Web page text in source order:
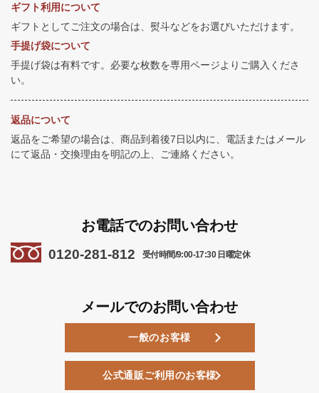
ギフト利用について
ギフトとしてご注文の場合は、熨斗などをお選びいただけます。
手提げ袋について
手提げ袋は有料です。必要な枚数を専用ページよりご購入くださ
い。
返品について
返品をご希望の場合は、商品到着後7日以内に、電話またはメール
にて返品・交換理由を明記の上、ご連絡ください。
お電話でのお問い合わせ
0120-281-812 受付時間/9:00-17:30 日曜定休
メールでのお問い合わせ
一般のお客様
公式通販ご利用のお客様